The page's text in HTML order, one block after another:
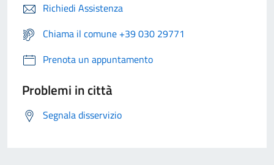
Richiedi Assistenza
Chiama il comune +39 030 29771
Prenota un appuntamento
Problemi in città
Segnala disservizio